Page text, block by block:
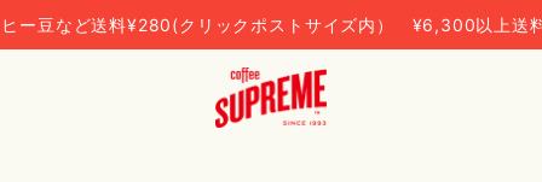
ー豆など送料¥280(クリックポストサイズ内） ¥6,300以上送